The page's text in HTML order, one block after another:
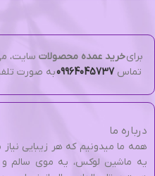
برایخرید عمده محصولات سایت،
تماس09964045737به صورت
درباره ما
همه ما میدونیم که هر زیبایی
یه ماشین لوکس، یه موی سالم و